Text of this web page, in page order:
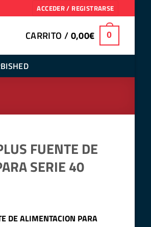
ACCEDER / REGISTRARSE
CARRITO /0,00€ 0
FUENTE DE
SERIE 40
DE ALIMENTACION PARA